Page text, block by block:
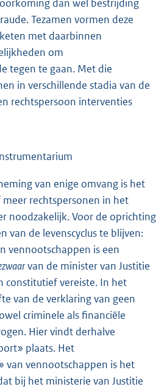
dan wel bestrijding
Tezamen vormen deze
met daarbinnen
om
tegen te gaan. Met die
in verschillende stadia van de
rechtspersoon interventies
van enige omvang is het
rechtspersonen in het
noodzakelijk. Voor de oprichting
van de levenscyclus te blijven:
vennootschappen is een
van de minister van Justitie
constitutief vereiste. In het
van de verklaring van geen
criminele als financiële
Hier vindt derhalve
plaats. Het
van vennootschappen is het
bij het ministerie van Justitie